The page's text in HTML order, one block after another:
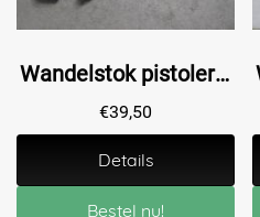
Wandelstok pistolera - alu - 93cm
€39,50
Details
Bestel nu!